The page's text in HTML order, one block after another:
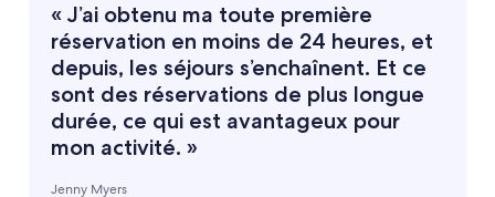
« J’ai obtenu ma toute première
réservation en moins de 24 heures, et
depuis, les séjours s’enchaînent. Et ce
sont des réservations de plus longue
durée, ce qui est avantageux pour
mon activité. »
Jenny Myers